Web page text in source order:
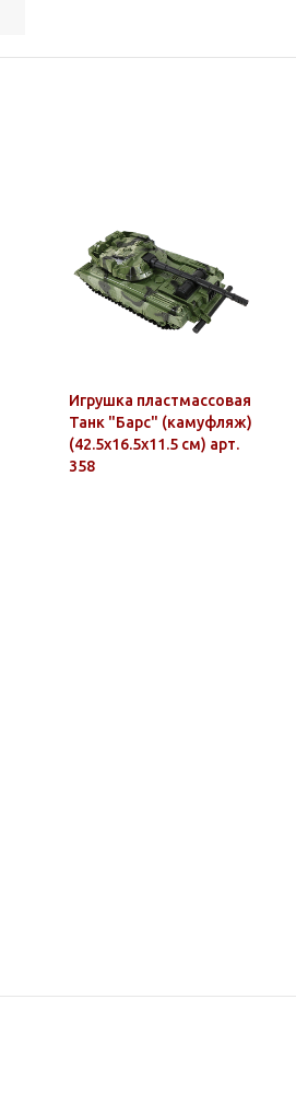
Игрушка пластмассовая
Танк "Барс" (камуфляж)
(42.5x16.5x11.5 см) арт.
358